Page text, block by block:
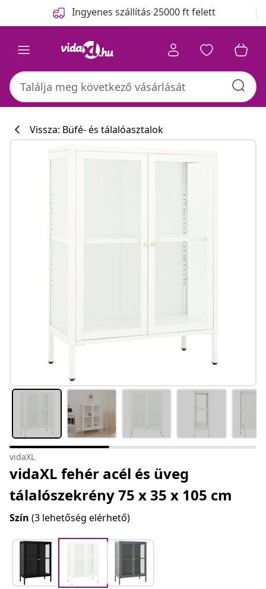
Ingyenes szállítás 25000 ft felett
Vissza: Büfé- és tálalóasztalok
vidaXL
vidaXL fehér acél és üveg
tálalószekrény 75 x 35 x 105 cm
Szín (3 lehetőség elérhető)